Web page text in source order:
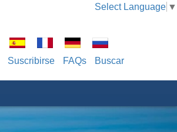
Select Language ▼
Suscribirse FAQs Buscar